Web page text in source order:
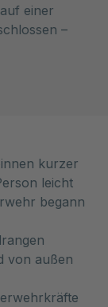
einer
–
kurzer
leicht
begann
von außen